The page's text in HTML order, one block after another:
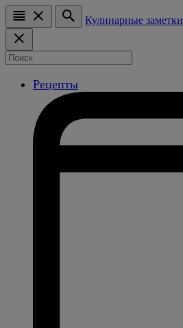
Кулинарные заметки
Рецепты